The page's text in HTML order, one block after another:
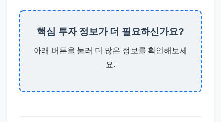
핵심 투자 정보가 더 필요하신가요?
아래 버튼을 눌러 더 많은 정보를 확인해보세
요.